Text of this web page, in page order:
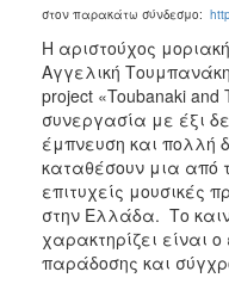
στον παρακάτω σύνδεσμο:
Η αριστούχος
Αγγελική
project «Toubanaki and
συνεργασία με έξι
έμπνευση και πολλή
καταθέσουν μια από
επιτυχείς μουσικές
στην Ελλάδα. Το
χαρακτηρίζει είναι
παράδοσης και